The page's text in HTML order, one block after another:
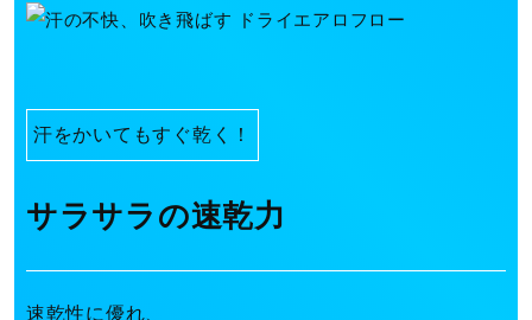
汗をかいてもすぐ乾く！
サラサラの速乾力
速乾性に優れ、